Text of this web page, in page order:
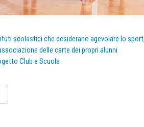
scolastici che desiderano agevolare lo sport,
delle carte dei propri alunni
Club e Scuola